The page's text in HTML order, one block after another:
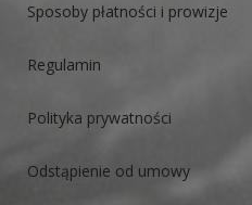
Sposoby płatności i prowizje
Regulamin
Polityka prywatności
Odstąpienie od umowy